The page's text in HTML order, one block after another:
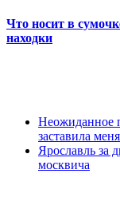
Что носит в
находки
Неожиданное
заставила
Ярославль за
москвича